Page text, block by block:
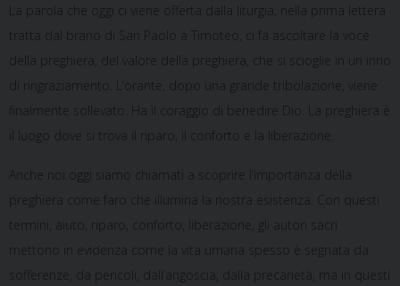
La parola che oggi ci viene offerta dalla liturgia, nella prima lettera
tratta dal brano di San Paolo a Timoteo, ci fa ascoltare la voce
della preghiera, del valore della preghiera, che si scioglie in un inno
di ringraziamento. L’orante, dopo una grande tribolazione, viene
finalmente sollevato. Ha il coraggio di benedire Dio. La preghiera è
il luogo dove si trova il riparo, il conforto e la liberazione.
Anche noi oggi siamo chiamati a scoprire l’importanza della
preghiera come faro che illumina la nostra esistenza. Con questi
termini, aiuto, riparo, conforto, liberazione, gli autori sacri
mettono in evidenza come la vita umana spesso è segnata da
sofferenze, da pericoli, dall’angoscia, dalla precarietà, ma in questi